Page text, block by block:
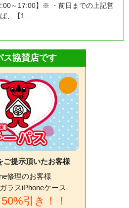
～17:00】※ ・前日までの上記営
、【1...
ス協賛店です
ご提示頂いたお客様
修理のお客様
ラスiPhoneケース
引き！！